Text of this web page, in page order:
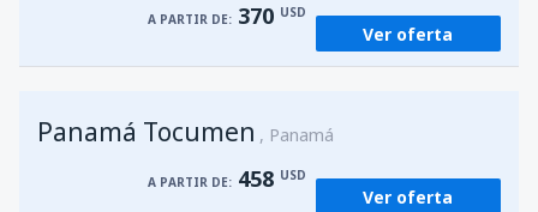
A PARTIR DE: 370 USD
Ver oferta
Panamá Tocumen Panamá
A PARTIR DE: 458 USD
Ver oferta